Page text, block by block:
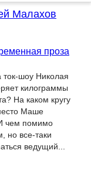
Малахов
проза
ток-шоу Николая
килограммы
На каком кругу
Маше
чем помимо
но все-таки
ведущий...